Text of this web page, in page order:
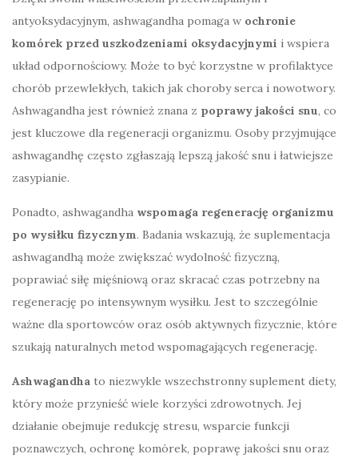
antyoksydacyjnym, ashwagandha pomaga w ochronie
komórek przed uszkodzeniami oksydacyjnymi i wspiera
układ odpornościowy. Może to być korzystne w profilaktyce
chorób przewlekłych, takich jak choroby serca i nowotwory.
Ashwagandha jest również znana z poprawy jakości snu, co
jest kluczowe dla regeneracji organizmu. Osoby przyjmujące
ashwagandhę często zgłaszają lepszą jakość snu i łatwiejsze
zasypianie.
Ponadto, ashwagandha wspomaga regenerację organizmu
po wysiłku fizycznym. Badania wskazują, że suplementacja
ashwagandhą może zwiększać wydolność fizyczną,
poprawiać siłę mięśniową oraz skracać czas potrzebny na
regenerację po intensywnym wysiłku. Jest to szczególnie
ważne dla sportowców oraz osób aktywnych fizycznie, które
szukają naturalnych metod wspomagających regenerację.
Ashwagandha to niezwykle wszechstronny suplement diety,
który może przynieść wiele korzyści zdrowotnych. Jej
działanie obejmuje redukcję stresu, wsparcie funkcji
poznawczych, ochronę komórek, poprawę jakości snu oraz